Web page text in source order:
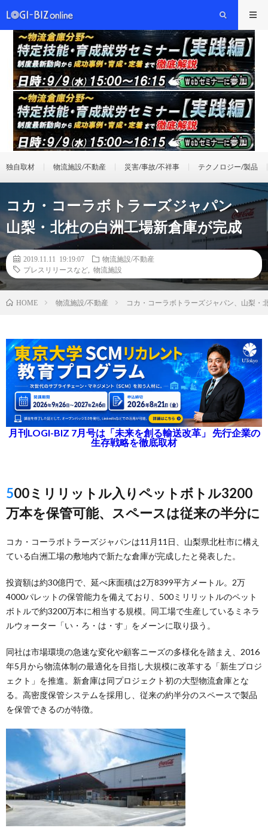
独自取材 物流施設/不動産 災害/事故/不祥事 テクノロジー/製品
コカ・コーラボトラーズジャパン、
山梨・北杜の白洲工場新倉庫が完成
2019.11.11 19:19:07
物流施設/不動産
プレスリリースなど
物流施設
HOME 物流施設/不動産 コカ・コーラボトラーズジャパン、山梨・
月刊LOGI-BIZ 7月号は「未来を創る輸送改革」 先行企業の
生存戦略を徹底取材
500ミリリットル入りペットボトル3200
万本を保管可能、スペースは従来の半分に
コカ・コーラボトラーズジャパンは11月11日、山梨県北杜市に構え
ている白洲工場の敷地内で新たな倉庫が完成したと発表した。
投資額は約30億円で、延べ床面積は2万8399平方メートル。2万
4000パレットの保管能力を備えており、500ミリリットルのペット
ボトルで約3200万本に相当する規模。同工場で生産しているミネラ
ルウォーター「い・ろ・は・す」をメーンに取り扱う。
同社は市場環境の急速な変化や顧客ニーズの多様化を踏まえ、2016
年5月から物流体制の最適化を目指し大規模に改革する「新生プロジ
ェクト」を推進。新倉庫は同プロジェクト初の大型物流倉庫とな
る。高密度保管システムを採用し、従来の約半分のスペースで製品
を保管できるのが特徴。